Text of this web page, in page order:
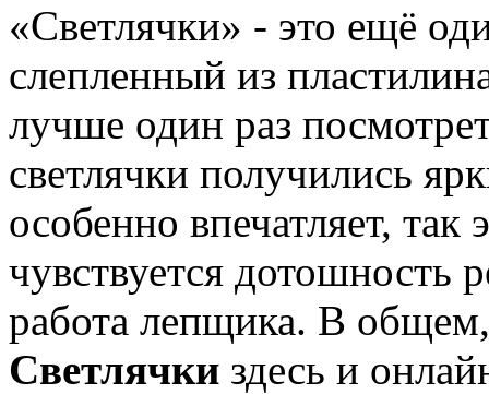
«Светлячки» - это ещё
слепленный из
лучше один раз
светлячки получились
особенно впечатляет,
чувствуется дотошность
работа лепщика. В
Светлячки здесь и